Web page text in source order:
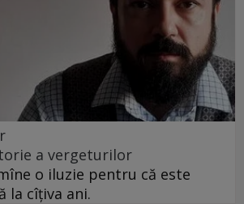
a vergeturilor
o iluzie pentru că este
la cîțiva ani.